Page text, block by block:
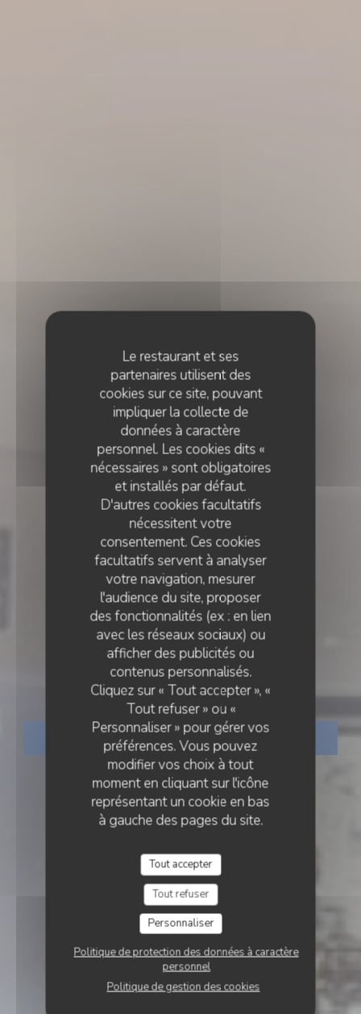
Le restaurant et ses
partenaires utilisent des
cookies sur ce site, pouvant
impliquer la collecte de
données à caractère
personnel. Les cookies dits «
nécessaires » sont obligatoires
et installés par défaut.
D'autres cookies facultatifs
nécessitent votre
consentement. Ces cookies
facultatifs servent à analyser
votre navigation, mesurer
l'audience du site, proposer
des fonctionnalités (ex : en lien
avec les réseaux sociaux) ou
afficher des publicités ou
contenus personnalisés.
Cliquez sur « Tout accepter », «
Tout refuser » ou «
Personnaliser » pour gérer vos
préférences. Vous pouvez
modifier vos choix à tout
moment en cliquant sur l'icône
représentant un cookie en bas
à gauche des pages du site.
Tout accepter
Tout refuser
Personnaliser
Politique de protection des données à caractère
personnel
Politique de gestion des cookies
PIZZA À EMPORTER• ETRETAT
Le romain d'etretat
RÉSERVER